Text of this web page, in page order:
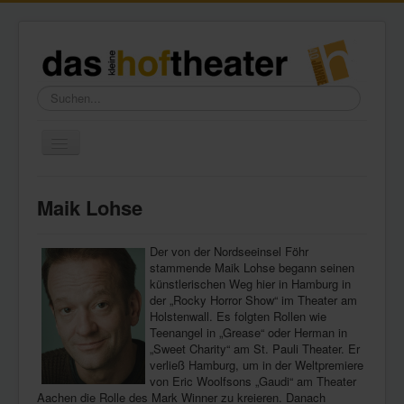
Suchen...
Wir über uns
Freundeskreis
Presse
Kontakt
Maik Lohse
Der von der Nordseeinsel Föhr
stammende Maik Lohse begann seinen
künstlerischen Weg hier in Hamburg in
der „Rocky Horror Show“ im Theater am
Holstenwall. Es folgten Rollen wie
Teenangel in „Grease“ oder Herman in
„Sweet Charity“ am St. Pauli Theater. Er
verließ Hamburg, um in der Weltpremiere
von Eric Woolfsons „Gaudi“ am Theater
Aachen die Rolle des Mark Winner zu kreieren. Danach